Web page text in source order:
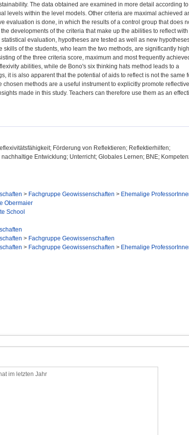
The data obtained are examined in more detail according to
levels within the level models. Other criteria are maximal achieved
evaluation is done, in which the results of a control group that does
developments of the criteria that make up the abilities to reflect with
evaluation, hypotheses are tested as well as new
of the students, who learn the two methods, are significantly
of the three criteria score, maximum and most frequently
abilities, while de Bono's six thinking hats method leads to a
it is also apparent that the potential of aids to reflect is not the same
methods are a useful instrument to explicitly promote reflective
made in this study. Teachers can therefore use them as an
Förderung von Reflektieren; Reflektierhilfen;
Entwicklung; Unterricht; Globales Lernen; BNE;
> Fachgruppe Geowissenschaften > Ehemalige
Obermaier
School
> Fachgruppe Geowissenschaften
> Fachgruppe Geowissenschaften > Ehemalige
im letzten Jahr